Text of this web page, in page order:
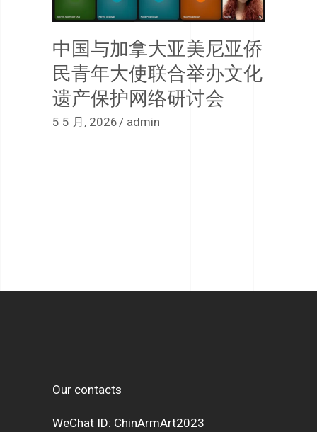
中国与加拿大亚美尼亚侨
民青年大使联合举办文化
遗产保护网络研讨会
5 5 月, 2026 admin
Our contacts
WeChat ID: ChinArmArt2023